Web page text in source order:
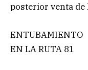
posterior venta de
ENTUBAMIENTO
EN LA RUTA 81